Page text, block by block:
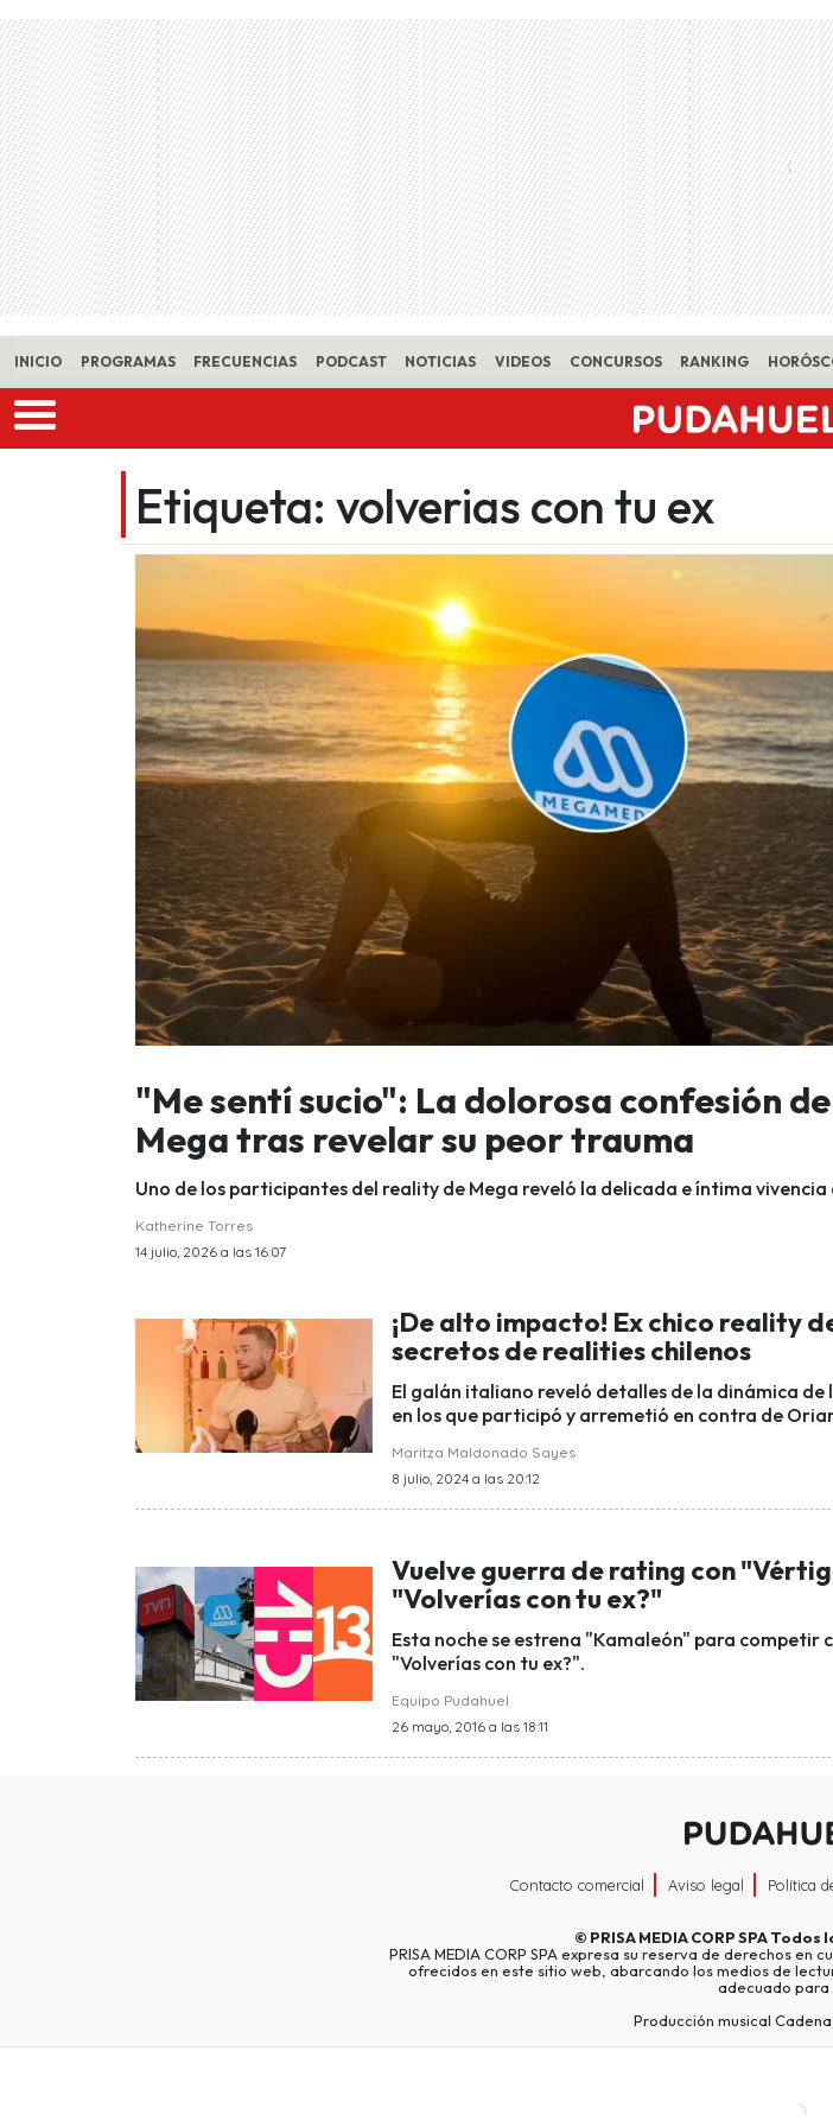
Skip to main content
INICIO PROGRAMAS FRECUENCIAS PODCAST NOTICIAS VIDEOS CONCURSOS RANKING
Etiqueta: volverias con tu ex
"Me sentí sucio": La dolorosa confesión
Mega tras revelar su peor trauma
Uno de los participantes del reality de Mega reveló la delicada e íntima
Katherine Torres
14 julio, 2026 a las 16:07
¡De alto impacto! Ex chico reality
secretos de realities chilenos
El galán italiano reveló detalles de la dinámica de
en los que participó y arremetió en contra de
Maritza Maldonado Sayes
8 julio, 2024 a las 20:12
Vuelve guerra de rating con
"Volverías con tu ex?"
Esta noche se estrena "Kamaleón" para competir
"Volverías con tu ex?".
Equipo Pudahuel
26 mayo, 2016 a las 18:11
Contacto comercial Aviso legal Política
© PRISA MEDIA CORP SPATodos
PRISA MEDIA CORP SPA expresa su reserva de derechos
ofrecidos en este sitio web, abarcando los medios de
adecuado para
Producción musical Cadena